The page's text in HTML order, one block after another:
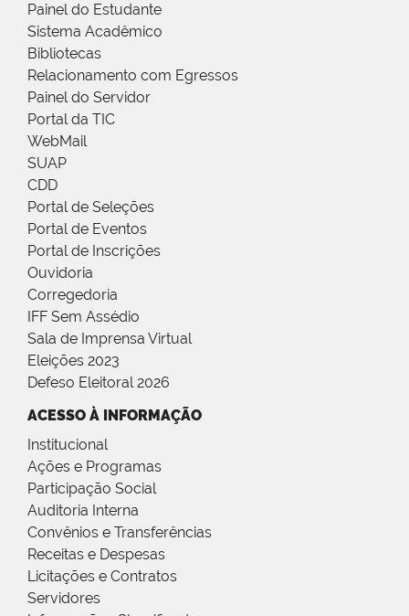
Painel do Estudante
Sistema Acadêmico
Bibliotecas
Relacionamento com Egressos
Painel do Servidor
Portal da TIC
WebMail
SUAP
CDD
Portal de Seleções
Portal de Eventos
Portal de Inscrições
Ouvidoria
Corregedoria
IFF Sem Assédio
Sala de Imprensa Virtual
Eleições 2023
Defeso Eleitoral 2026
ACESSO À INFORMAÇÃO
Institucional
Ações e Programas
Participação Social
Auditoria Interna
Convênios e Transferências
Receitas e Despesas
Licitações e Contratos
Servidores